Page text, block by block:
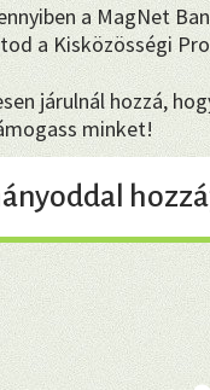
a MagNet
a Kisközösségi
járulnál hozzá,
minket!